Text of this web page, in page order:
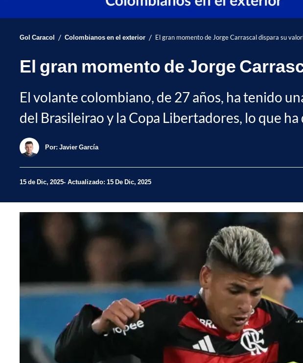
Gol Caracol / Colombianos en el exterior / El gran momento de Jorge Carrascal dispara su
El gran momento de Jorge
El volante colombiano, de 27 años, ha tenido
del Brasileirao y la Copa Libertadores, lo que
Por: Javier García
15 de Dic, 2025 Actualizado: 15 De Dic, 2025